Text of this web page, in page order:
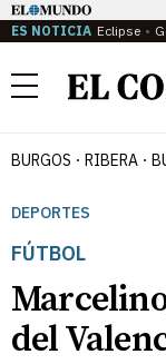
ES NOTICIA Eclipse
Menú
BURGOS RIBERA
DEPORTES
FÚTBOL
del